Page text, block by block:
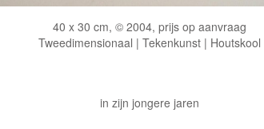
40 x 30 cm, © 2004, prijs op aanvraag
Tweedimensionaal | Tekenkunst | Houtskool
in zijn jongere jaren